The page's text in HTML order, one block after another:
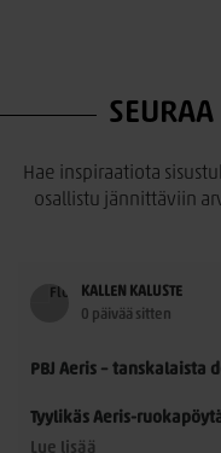
Hae inspiraatiota
osallistu jännittäviin
KALLEN KALUSTE
0 päivää sitten
PBJ Aeris – tanskalaista
Tyylikäs Aeris-
muotoilun ja
Lue lisää